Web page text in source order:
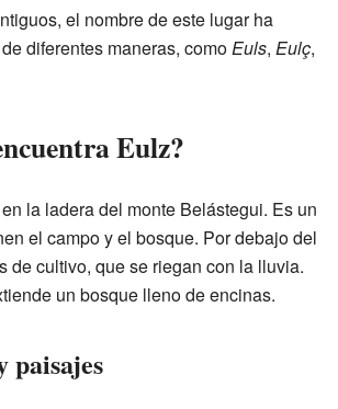
el nombre de este lugar ha
diferentes maneras, comoEuls, Eulç,
Eulz?
la ladera del monte Belástegui. Es un
el campo y el bosque. Por debajo del
de cultivo, que se riegan con la lluvia.
un bosque lleno de encinas.
paisajes